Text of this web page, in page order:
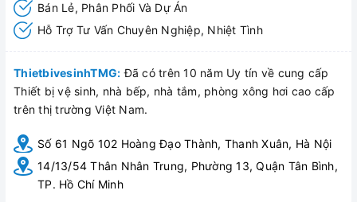
Bán Lẻ, Phân Phối Và Dự Án
Hỗ Trợ Tư Vấn Chuyên Nghiệp, Nhiệt Tình
ThietbivesinhTMG: Đã có trên 10 năm Uy tín về cung cấp
Thiết bị vệ sinh, nhà bếp, nhà tắm, phòng xông hơi cao cấp
trên thị trường Việt Nam.
Số 61 Ngõ 102 Hoàng Đạo Thành, Thanh Xuân, Hà Nội
14/13/54 Thân Nhân Trung, Phường 13, Quận Tân Bình,
TP. Hồ Chí Minh